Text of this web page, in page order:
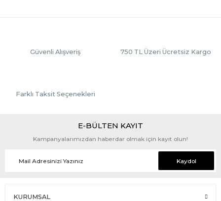
Güvenli Alışveriş 750 TL Üzeri Ücretsiz Kargo
Farklı Taksit Seçenekleri
E-BÜLTEN KAYIT
Kampanyalarımızdan haberdar olmak için kayıt olun!
Kaydol
KURUMSAL